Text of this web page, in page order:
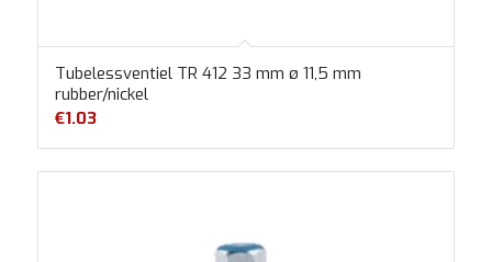
Tubelessventiel TR 412 33 mm ø 11,5 mm
rubber/nickel
€1.03